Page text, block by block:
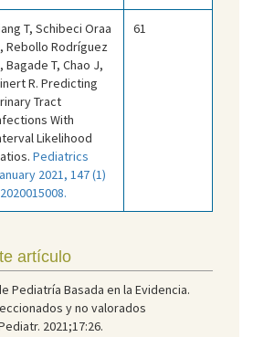
T, Schibeci Oraa
Rebollo Rodríguez
Bagade T, Chao J,
R. Predicting
Tract
With
Likelihood
Pediatrics
2021, 147 (1)
61
artículo
Pediatría Basada en la Evidencia.
y no valorados
2021;17:26.